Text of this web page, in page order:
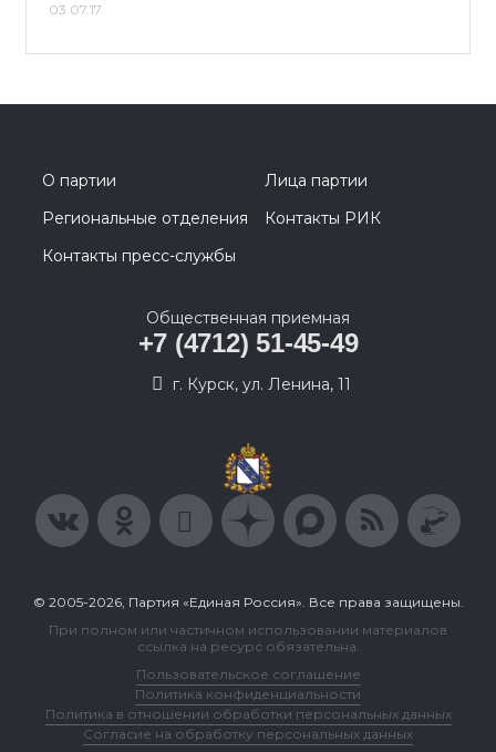
03.07.17
О партии
Лица партии
Региональные отделения
Контакты РИК
Контакты пресс-службы
Общественная приемная
+7 (4712) 51-45-49
г. Курск, ул. Ленина, 11
© 2005-2026, Партия «Единая Россия». Все права защищены.
При полном или частичном использовании материалов
ссылка на ресурс обязательна.
Пользовательское соглашение
Политика конфиденциальности
Политика в отношении обработки персональных данных
Согласие на обработку персональных данных